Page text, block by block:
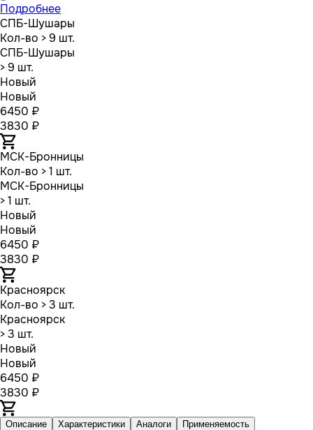
Подробнее
СПБ-Шушары
Кол-во > 9 шт.
СПБ-Шушары
> 9 шт.
Новый
Новый
6450 ₽
3830 ₽
МСК-Бронницы
Кол-во > 1 шт.
МСК-Бронницы
> 1 шт.
Новый
Новый
6450 ₽
3830 ₽
Красноярск
Кол-во > 3 шт.
Красноярск
> 3 шт.
Новый
Новый
6450 ₽
3830 ₽
Описание Характеристики Аналоги Применяемость